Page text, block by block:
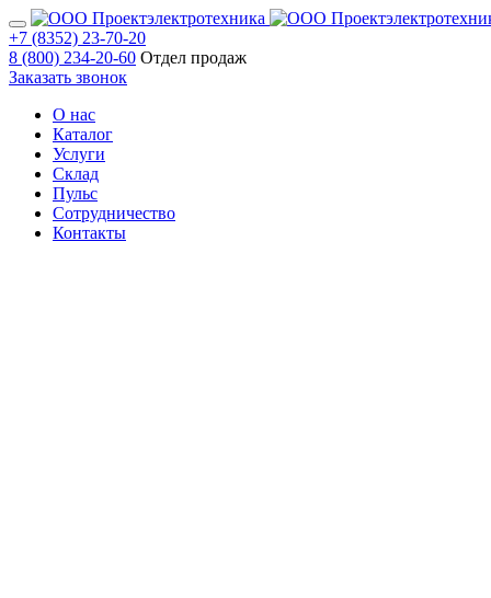
+7 (8352) 23-70-20
8 (800) 234-20-60 Отдел продаж
Заказать звонок
О нас
Каталог
Услуги
Склад
Пульс
Сотрудничество
Контакты